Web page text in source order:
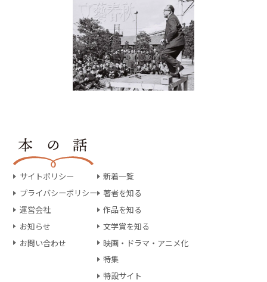
サイトポリシー
プライバシーポリシー
運営会社
お知らせ
お問い合わせ
新着一覧
著者を知る
作品を知る
文学賞を知る
映画・ドラマ・アニメ化
特集
特設サイト